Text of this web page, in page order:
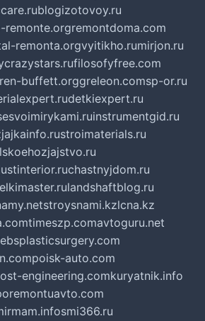
blogizotovoy.ru
remonte.orgremontdoma.com
remonta.orgvyitikho.rumirjon.ru
filosofyfree.com
buffett.orggreleon.comsp-or.ru
detkiexpert.ru
instrumentgid.ru
stroimaterials.ru
chastnyjdom.ru
landshaftblog.ru
stroysnami.kzlcna.kz
timeszp.comavtoguru.net
poisk-auto.com
ost-engineering.comkuryatnik.info
smi366.ru